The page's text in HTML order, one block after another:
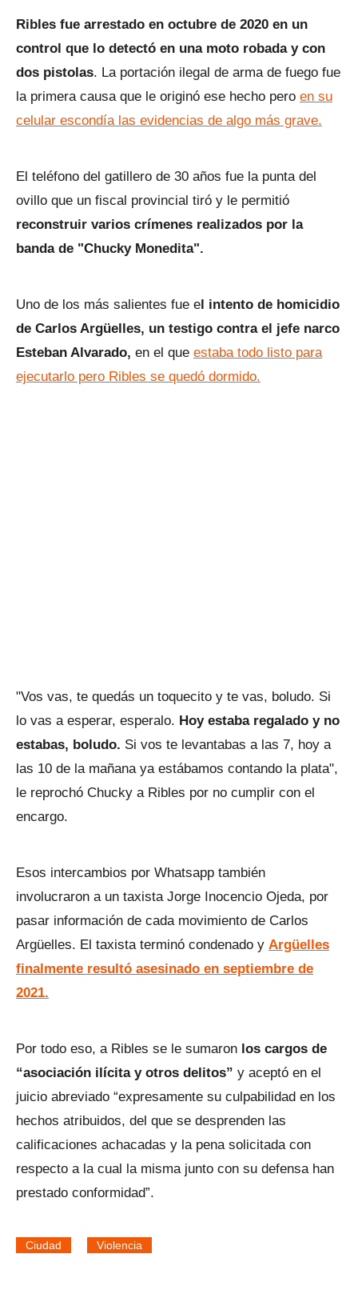
Ribles fue arrestado en octubre de 2020 en un
control que lo detectó en una moto robada y con
dos pistolas. La portación ilegal de arma de fuego fue
la primera causa que le originó ese hecho pero en su
celular escondía las evidencias de algo más grave.
El teléfono del gatillero de 30 años fue la punta del
ovillo que un fiscal provincial tiró y le permitió
reconstruir varios crímenes realizados por la
banda de "Chucky Monedita".
Uno de los más salientes fue el intento de homicidio
de Carlos Argüelles, un testigo contra el jefe narco
Esteban Alvarado, en el que estaba todo listo para
ejecutarlo pero Ribles se quedó dormido.
"Vos vas, te quedás un toquecito y te vas, boludo. Si
lo vas a esperar, esperalo. Hoy estaba regalado y no
estabas, boludo. Si vos te levantabas a las 7, hoy a
las 10 de la mañana ya estábamos contando la plata",
le reprochó Chucky a Ribles por no cumplir con el
encargo.
Esos intercambios por Whatsapp también
involucraron a un taxista Jorge Inocencio Ojeda, por
pasar información de cada movimiento de Carlos
Argüelles. El taxista terminó condenado y Argüelles
finalmente resultó asesinado en septiembre de
2021.
Por todo eso, a Ribles se le sumaron los cargos de
“asociación ilícita y otros delitos” y aceptó en el
juicio abreviado “expresamente su culpabilidad en los
hechos atribuidos, del que se desprenden las
calificaciones achacadas y la pena solicitada con
respecto a la cual la misma junto con su defensa han
prestado conformidad”.
Ciudad Violencia